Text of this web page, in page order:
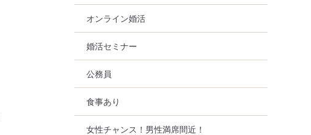
オンライン婚活
婚活セミナー
公務員
食事あり
女性チャンス！男性満席間近！